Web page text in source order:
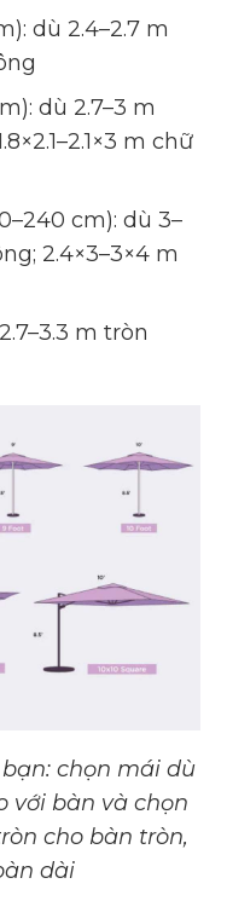
dù 2.4–2.7 m
dù 2.7–3 m
m chữ
cm): dù 3–
2.4×3–3×4 m
m tròn
chọn mái dù
với bàn và chọn
cho bàn tròn,
dài